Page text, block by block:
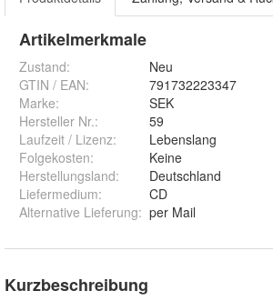
Artikelmerkmale
Zustand:
Neu
GTIN / EAN:
791732223347
Marke:
SEK
Hersteller Nr.:
59
Laufzeit / Lizenz:
Lebenslang
Folgekosten:
Keine
Herstellungsland:
Deutschland
Liefermedium:
CD
Alternative Lieferung: per Mail
Kurzbeschreibung